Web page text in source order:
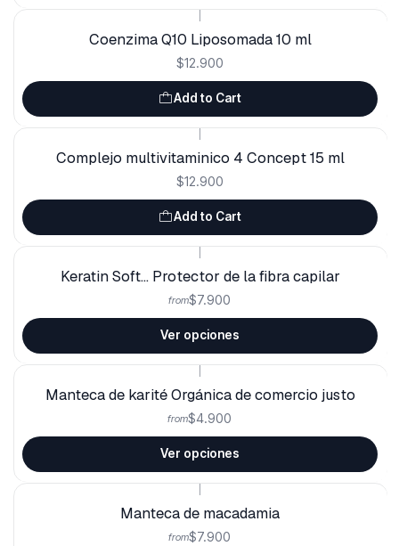
Coenzima Q10 Liposomada 10 ml
$12.900
Add to Cart
Complejo multivitaminico 4 Concept 15 ml
$12.900
Add to Cart
Keratin Soft... Protector de la fibra capilar
from$7.900
Ver opciones
Manteca de karité Orgánica de comercio justo
from$4.900
Ver opciones
Manteca de macadamia
from$7.900